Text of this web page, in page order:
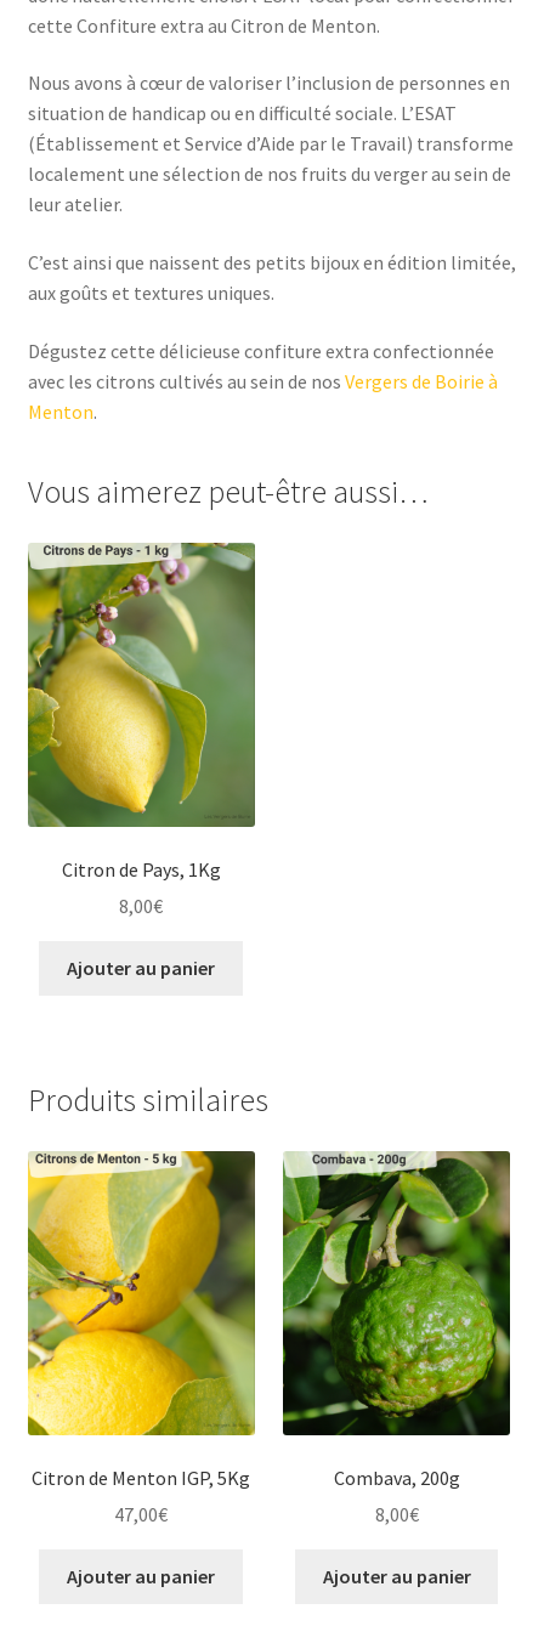
cette Confiture extra au Citron de Menton.
Nous avons à cœur de valoriser l’inclusion de personnes en
situation de handicap ou en difficulté sociale. L’ESAT
(Établissement et Service d’Aide par le Travail) transforme
localement une sélection de nos fruits du verger au sein de
leur atelier.
C’est ainsi que naissent des petits bijoux en édition limitée,
aux goûts et textures uniques.
Dégustez cette délicieuse confiture extra confectionnée
avec les citrons cultivés au sein de nos Vergers de Boirie à
Menton.
Vous aimerez peut-être aussi…
Citron de Pays, 1Kg
8,00€
Ajouter au panier
Produits similaires
Citron de Menton IGP, 5Kg
47,00€
Ajouter au panier
Combava, 200g
8,00€
Ajouter au panier